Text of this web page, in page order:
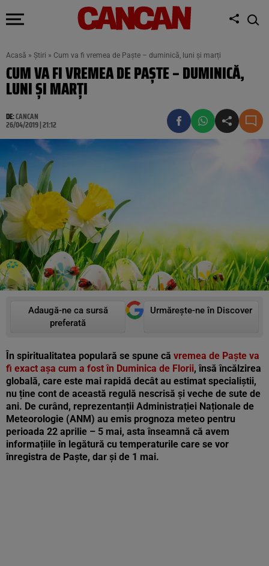
Acasă » Știri » Cum va fi vremea de Paște – duminică, luni și marți
CUM VA FI VREMEA DE PAȘTE – DUMINICĂ,
LUNI ȘI MARȚI
DE:CANCAN
26/04/2019 | 21:12
Adaugă-ne ca sursă
preferată
Urmărește-ne în Discover
În spiritualitatea populară se spune că vremea de Paște va
fi exact așa cum a fost în Duminica de Florii, însă încălzirea
globală, care este mai rapidă decât au estimat specialiștii,
nu ține cont de această regulă nescrisă și veche de sute de
ani. De curând, reprezentanții Administrației Naționale de
Meteorologie (ANM) au emis prognoza meteo pentru
perioada 22 aprilie – 5 mai, asta înseamnă că avem
informațiile în legătură cu temperaturile care se vor
înregistra de Paște, dar și de 1 mai.